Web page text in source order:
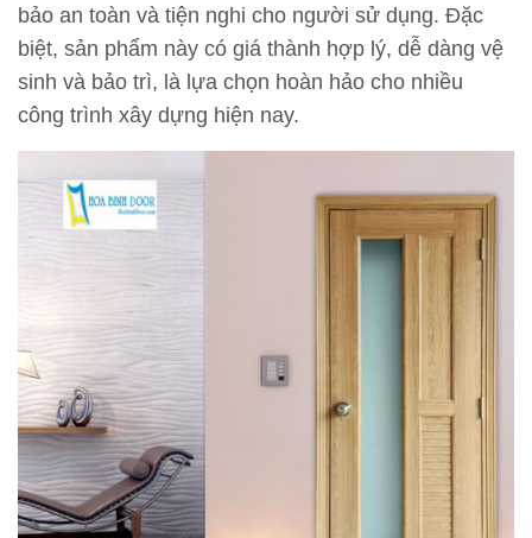
bảo an toàn và tiện nghi cho người sử dụng. Đặc
biệt, sản phẩm này có giá thành hợp lý, dễ dàng vệ
sinh và bảo trì, là lựa chọn hoàn hảo cho nhiều
công trình xây dựng hiện nay.